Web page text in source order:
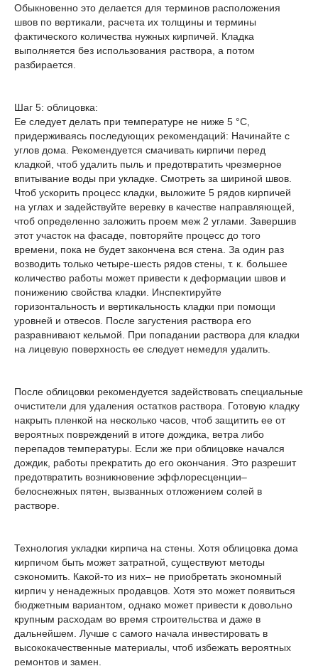
Обыкновенно это делается для терминов расположения
швов по вертикали, расчета их толщины и термины
фактического количества нужных кирпичей. Кладка
выполняется без использования раствора, а потом
разбирается.
Шаг 5: облицовка:
Ее следует делать при температуре не ниже 5 °C,
придерживаясь последующих рекомендаций: Начинайте с
углов дома. Рекомендуется смачивать кирпичи перед
кладкой, чтоб удалить пыль и предотвратить чрезмерное
впитывание воды при укладке. Смотреть за шириной швов.
Чтоб ускорить процесс кладки, выложите 5 рядов кирпичей
на углах и задействуйте веревку в качестве направляющей,
чтоб определенно заложить проем меж 2 углами. Завершив
этот участок на фасаде, повторяйте процесс до того
времени, пока не будет закончена вся стена. За один раз
возводить только четыре-шесть рядов стены, т. к. большее
количество работы может привести к деформации швов и
понижению свойства кладки. Инспектируйте
горизонтальность и вертикальность кладки при помощи
уровней и отвесов. После загустения раствора его
разравнивают кельмой. При попадании раствора для кладки
на лицевую поверхность ее следует немедля удалить.
После облицовки рекомендуется задействовать специальные
очистители для удаления остатков раствора. Готовую кладку
накрыть пленкой на несколько часов, чтоб защитить ее от
вероятных повреждений в итоге дождика, ветра либо
перепадов температуры. Если же при облицовке начался
дождик, работы прекратить до его окончания. Это разрешит
предотвратить возникновение эффлоресценции–
белоснежных пятен, вызванных отложением солей в
растворе.
Технология укладки кирпича на стены. Хотя облицовка дома
кирпичом быть может затратной, существуют методы
сэкономить. Какой-то из них– не приобретать экономный
кирпич у ненадежных продавцов. Хотя это может появиться
бюджетным вариантом, однако может привести к довольно
крупным расходам во время строительства и даже в
дальнейшем. Лучше с самого начала инвестировать в
высококачественные материалы, чтоб избежать вероятных
ремонтов и замен.